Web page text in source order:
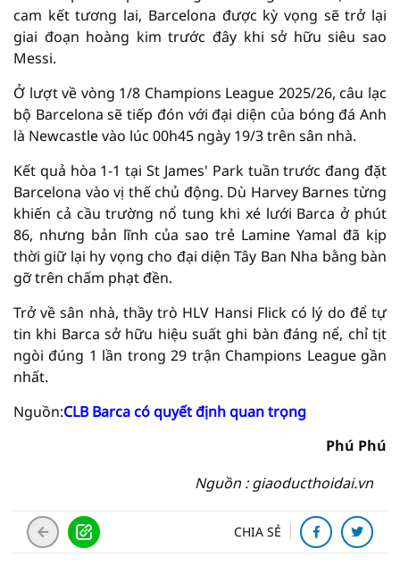
cam kết tương lai, Barcelona được kỳ vọng sẽ trở lại
giai đoạn hoàng kim trước đây khi sở hữu siêu sao
Messi.
Ở lượt về vòng 1/8 Champions League 2025/26, câu lạc
bộ Barcelona sẽ tiếp đón với đại diện của bóng đá Anh
là Newcastle vào lúc 00h45 ngày 19/3 trên sân nhà.
Kết quả hòa 1-1 tại St James' Park tuần trước đang đặt
Barcelona vào vị thế chủ động. Dù Harvey Barnes từng
khiến cả cầu trường nổ tung khi xé lưới Barca ở phút
86, nhưng bản lĩnh của sao trẻ Lamine Yamal đã kịp
thời giữ lại hy vọng cho đại diện Tây Ban Nha bằng bàn
gỡ trên chấm phạt đền.
Trở về sân nhà, thầy trò HLV Hansi Flick có lý do để tự
tin khi Barca sở hữu hiệu suất ghi bàn đáng nể, chỉ tịt
ngòi đúng 1 lần trong 29 trận Champions League gần
nhất.
Nguồn:CLB Barca có quyết định quan trọng
Phú Phú
Nguồn : giaoducthoidai.vn
CHIA SẺ